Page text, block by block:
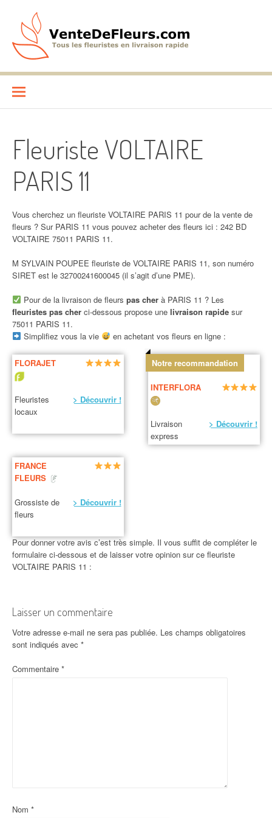
contenu
VenteDeFleurs.com
Fleuriste VOLTAIRE
PARIS 11
Vous cherchez un fleuriste VOLTAIRE PARIS 11 pour de la vente de
fleurs ? Sur PARIS 11 vous pouvez acheter des fleurs ici : 242 BD
VOLTAIRE 75011 PARIS 11.
M SYLVAIN POUPEE fleuriste de VOLTAIRE PARIS 11, son numéro
SIRET est le 32700241600045 (il s’agit d’une PME).
Pour de la livraison de fleurs pas cherà PARIS 11 ? Les
fleuristes pas cher ci-dessous propose une livraison rapide sur
75011 PARIS 11.
Simplifiez vous la vie
en achetant vos fleurs en ligne :
FLORAJET
Fleuristes
locaux
> Découvrir !
Notre recommandation
INTERFLORA
Livraison
express
> Découvrir !
FRANCE
FLEURS
Grossiste de
fleurs
> Découvrir !
Pour donner votre avis c’est très simple. Il vous suffit de compléter le
formulaire ci-dessous et de laisser votre opinion sur ce fleuriste
VOLTAIRE PARIS 11 :
Laisser un commentaire
Votre adresse e-mail ne sera pas publiée. Les champs obligatoires
sont indiqués avec *
Commentaire *
Nom *